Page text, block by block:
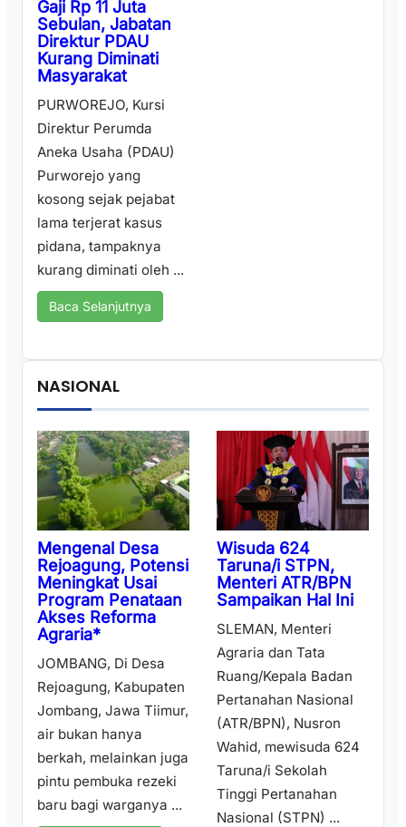
Gaji Rp 11 Juta
Sebulan, Jabatan
Direktur PDAU
Kurang Diminati
Masyarakat
PURWOREJO, Kursi
Direktur Perumda
Aneka Usaha (PDAU)
Purworejo yang
kosong sejak pejabat
lama terjerat kasus
pidana, tampaknya
kurang diminati oleh ...
Baca Selanjutnya
NASIONAL
Mengenal Desa
Rejoagung, Potensi
Meningkat Usai
Program Penataan
Akses Reforma
Agraria*
JOMBANG, Di Desa
Rejoagung, Kabupaten
Jombang, Jawa Tiimur,
air bukan hanya
berkah, melainkan juga
pintu pembuka rezeki
baru bagi warganya ...
Wisuda 624
Taruna/i STPN,
Menteri ATR/BPN
Sampaikan Hal Ini
SLEMAN, Menteri
Agraria dan Tata
Ruang/Kepala Badan
Pertanahan Nasional
(ATR/BPN), Nusron
Wahid, mewisuda 624
Taruna/i Sekolah
Tinggi Pertanahan
Nasional (STPN) ...